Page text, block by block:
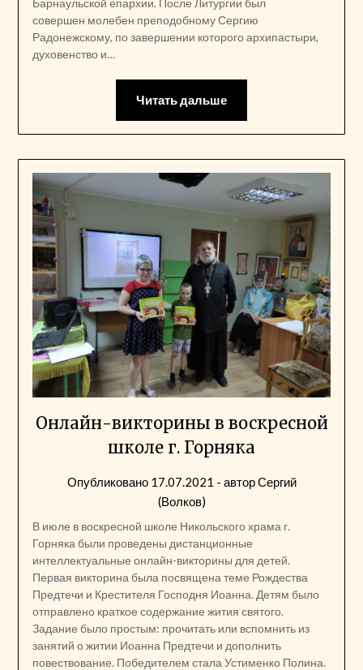
совершен молебен преподобному Сергию
Радонежскому, по завершении которого архипастыри,
духовенство и…
Читать дальше
Онлайн-викторины в воскресной
школе г. Горняка
Опубликовано 17.07.2021 - авторСергий
(Волков)
В июле в воскресной школе Никольского храма г.
Горняка были проведены дистанционные
интеллектуальные онлайн-викторины для детей.
Первая викторина была посвящена теме Рождества
Предтечи и Крестителя Господня Иоанна. Детям было
отправлено краткое содержание жития святого.
Задание было простым: прочитать или вспомнить из
занятий о житии Иоанна Предтечи и дополнить
повествование. Победителем стала Устименко Полина.